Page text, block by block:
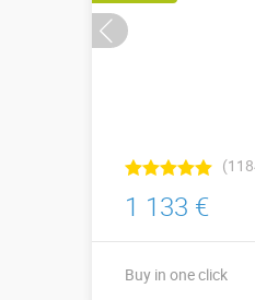
1 133 €
Buy in one click